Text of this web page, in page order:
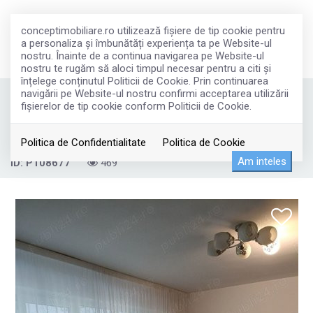
conceptimobiliare.ro utilizează fişiere de tip cookie pentru
a personaliza și îmbunătăți experiența ta pe Website-ul
nostru. Înainte de a continua navigarea pe Website-ul
nostru te rugăm să aloci timpul necesar pentru a citi și
înțelege conținutul Politicii de Cookie. Prin continuarea
navigării pe Website-ul nostru confirmi acceptarea utilizării
fişierelor de tip cookie conform Politicii de Cookie.
Politica de Confidentialitate
Politica de Cookie
Am inteles
Vanzare 3 Camere Militari
Bucuresti, Militari
ID: P108677 469